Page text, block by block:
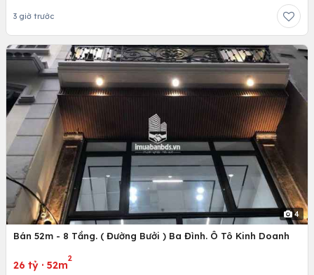
3 giờ trước
4
Bán 52m - 8 Tầng. ( Đường Bưởi ) Ba Đình. Ô Tô Kinh Doanh
26 tỷ · 52m
2